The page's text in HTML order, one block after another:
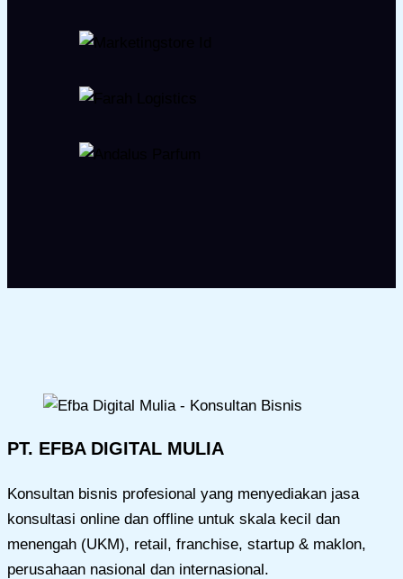
PT. EFBA DIGITAL MULIA
Konsultan bisnis profesional yang menyediakan jasa
konsultasi online dan offline untuk skala kecil dan
menengah (UKM), retail, franchise, startup & maklon,
perusahaan nasional dan internasional.